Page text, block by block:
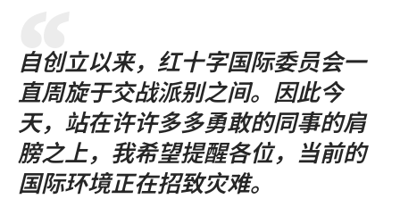
自创立以来，红十字国际委员会一
直周旋于交战派别之间。因此今
天，站在许许多多勇敢的同事的肩
膀之上，我希望提醒各位，当前的
国际环境正在招致灾难。